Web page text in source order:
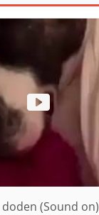
(Sound on)